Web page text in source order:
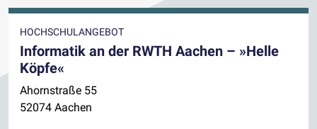
HOCHSCHULANGEBOT
Informatik an der RWTH Aachen – »Helle
Köpfe«
Ahornstraße 55
52074 Aachen